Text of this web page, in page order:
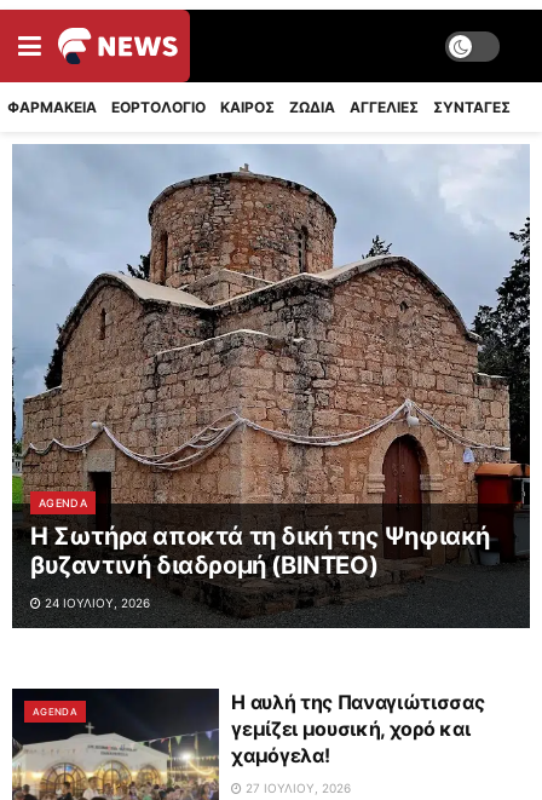
ΦΑΡΜΑΚΕΙΑ ΕΟΡΤΟΛΟΓΙΟ ΚΑΙΡΟΣ ΖΩΔΙΑ ΑΓΓΕΛΙΕΣ ΣΥΝΤΑΓΈΣ
AGENDA
Η Σωτήρα αποκτά τη δική της Ψηφιακή
βυζαντινή διαδρομή (ΒΙΝΤΕΟ)
24 ΙΟΥΛΊΟΥ, 2026
AGENDA
Η αυλή της Παναγιώτισσας
γεμίζει μουσική, χορό και
χαμόγελα!
27 ΙΟΥΛΊΟΥ, 2026